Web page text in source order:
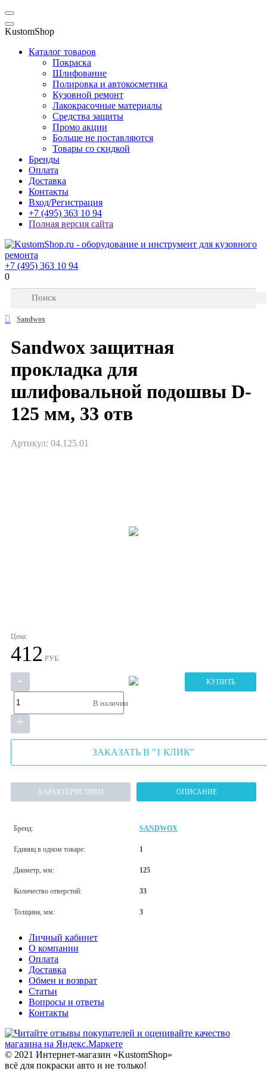
KustomShop
Каталог товаров
Покраска
Шлифование
Полировка и автокосметика
Кузовной ремонт
Лакокрасочные материалы
Средства защиты
Промо акции
Больше не поставляются
Товары со скидкой
Бренды
Оплата
Доставка
Контакты
Вход/Регистрация
+7 (495) 363 10 94
Полная версия сайта
+7 (495) 363 10 94
0
Sandwox
Sandwox защитная
прокладка для
шлифовальной подошвы D-
125 мм, 33 отв
Артикул: 04.125.01
Цена:
412 РУБ.
-
+
КУПИТЬ
В наличии
ЗАКАЗАТЬ В "1 КЛИК"
ХАРАКТЕРИСТИКИ ОПИСАНИЕ
Бренд: SANDWOX
Единиц в одном товаре: 1
Диаметр, мм: 125
Количество отверстий: 33
Толщина, мм: 3
Личный кабинет
О компании
Оплата
Доставка
Обмен и возврат
Статьи
Вопросы и ответы
Контакты
© 2021 Интернет-магазин «KustomShop»
всё для покраски авто и не только!